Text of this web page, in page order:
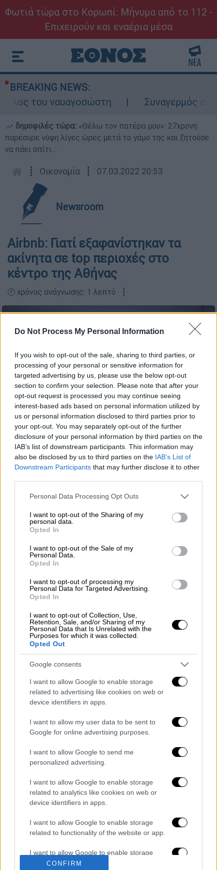
Do Not Process My Personal Information
If you wish to opt-out of the sale, sharing to third parties, or
processing of your personal or sensitive information for
targeted advertising by us, please use the below opt-out
section to confirm your selection. Please note that after your
opt-out request is processed you may continue seeing
interest-based ads based on personal information utilized by
us or personal information disclosed to third parties prior to
your opt-out. You may separately opt-out of the further
disclosure of your personal information by third parties on the
IAB’s list of downstream participants. This information may
also be disclosed by us to third parties on the IAB’s List of
Downstream Participants that may further disclose it to other
Please note that this website/app uses one or more Google
not limited to your visit or usage behaviour. You may click to
grant or deny consent to Google and its third-party tags to
use your data for below specified purposes in below Google
consent section.
Personal Data Processing Opt Outs
I want to opt-out of the Sharing of my
personal data.
Opted In
I want to opt-out of the Sale of my
Personal Data.
Opted In
I want to opt-out of processing my
Personal Data for Targeted Advertising.
Opted In
I want to opt-out of Collection, Use,
Retention, Sale, and/or Sharing of my
Personal Data that Is Unrelated with the
Purposes for which it was collected.
Opted Out
Google consents
I want to allow Google to enable storage
related to advertising like cookies on web or
device identifiers in apps.
I want to allow my user data to be sent to
Google for online advertising purposes.
I want to allow Google to send me
personalized advertising.
I want to allow Google to enable storage
related to analytics like cookies on web or
device identifiers in apps.
I want to allow Google to enable storage
related to functionality of the website or app.
I want to allow Google to enable storage
related to personalization.
CONFIRM
Φωτιά τώρα στο Κορωπί: Μήνυμα από το 112 -
Επιχειρούν και εναέρια μέσα
BREAKING NEWS:
του ναυαγοσώστη
Συναγερμός
δημοφιλές τώρα: «Θέλω τον πατέρα μου»: 27χρονη
παρέσυρε νύφη λίγες ώρες μετά το γάμο της και ζητούσε
να πάει σπίτι...
┋ Οικονομία ┋ 07.03.2022 20:53
Newsroom
Airbnb: Γιατί εξαφανίστηκαν τα
ακίνητα σε top περιοχές στο
κέντρο της Αθήνας
🕛 χρόνος ανάγνωσης: 1 λεπτό ┋
EUROKINSSI / ΚΟΝΤΑΡΙΝΗΣ ΓΙΩΡΓΟΣ
Προσθέστε το ΕΘΝΟΣ στη Google
H μείωση των εγγεγραμμένων
ακινήτων
περιοχέςτου κέντρου στην Αθήνα
αγγίζει το
34,36%, με το σύνολο των εγγεγραμμένων
ακινήτων να αριθμούν τα 3.135 όταν το 2019
ήταν 4.776
Οι ιδιοκτήτες ακινήτων εγγεγραμμένων σε
πλατφόρμες βραχυχρόνιας μίσθωσης (τύπου
Airbnb) τον τελευταίο χρόνο έκαναν στροφή
στη μίσθωση μεγαλύτερης διάρκειας. Οι
περιοχέςΜουσείο, Παγκράτι και
Κολωνάκι
είχαν τις μεγαλύτερες απώλειες.
Παράλληλα, οι τουρίστες γύρισαν την πλάτη
σε κοσμικές περιοχές και στράφηκαν σε
αυτές που είχαν χαμηλή τιμή και κοντινή
απόσταση από τα μέσα μαζικής μεταφοράς,
Γουδί,Γκύζηκαι Κυψέλη.
imerisia.gr
Διαβάστε ακόμη
O στρατηγός ήταν σχιζοφρενής, εμμονικός,
πλησίαζε τα 75 όταν τον αντάμωσε η δόξα –
Εκείνος που άλλαξε την πορεία της
Ελισάβετ Κωνσταντινίδου στο ethnos.gr:
«Κάθε πόλεμος είναι ένας εμφύλιος, όλοι
Στον εισαγγελέα ο ιδιοκτήτης του beach